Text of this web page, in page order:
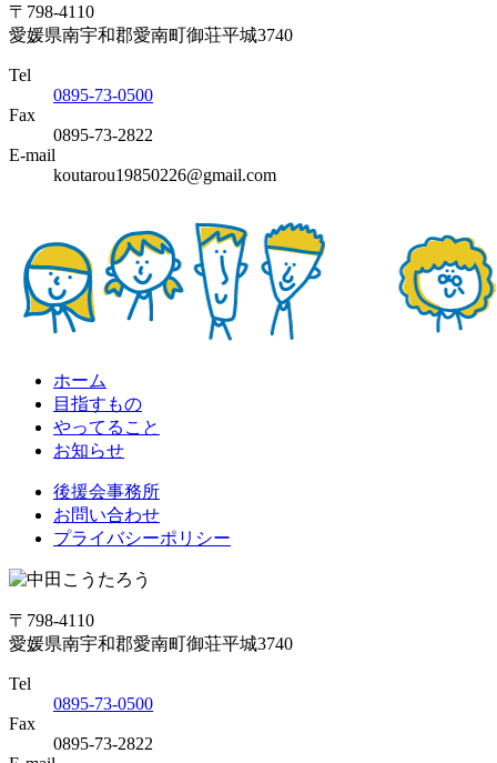
〒798-4110
愛媛県南宇和郡愛南町御荘平城3740
Tel
0895-73-0500
Fax
0895-73-2822
E-mail
koutarou19850226@gmail.com
ホーム
目指すもの
やってること
お知らせ
後援会事務所
お問い合わせ
プライバシーポリシー
〒798-4110
愛媛県南宇和郡愛南町御荘平城3740
Tel
0895-73-0500
Fax
0895-73-2822